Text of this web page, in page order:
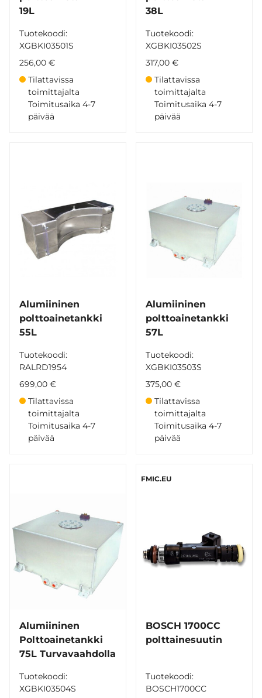
19L
Tuotekoodi:
XGBKI03501S
256,00 €
Tilattavissa
toimittajalta
Toimitusaika 4-7
päivää
38L
Tuotekoodi:
XGBKI03502S
317,00 €
Tilattavissa
toimittajalta
Toimitusaika 4-7
päivää
Alumiininen
polttoainetankki
55L
Tuotekoodi:
RALRD1954
699,00 €
Tilattavissa
toimittajalta
Toimitusaika 4-7
päivää
Alumiininen
polttoainetankki
57L
Tuotekoodi:
XGBKI03503S
375,00 €
Tilattavissa
toimittajalta
Toimitusaika 4-7
päivää
Alumiininen
Polttoainetankki
75L Turvavaahdolla
Tuotekoodi:
XGBKI03504S
FMIC.EU
BOSCH 1700CC
polttainesuutin
Tuotekoodi:
BOSCH1700CC